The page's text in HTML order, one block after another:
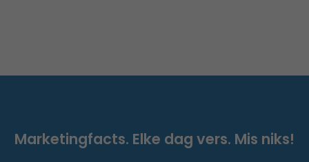
Marketingfacts. Elke dag vers. Mis niks!